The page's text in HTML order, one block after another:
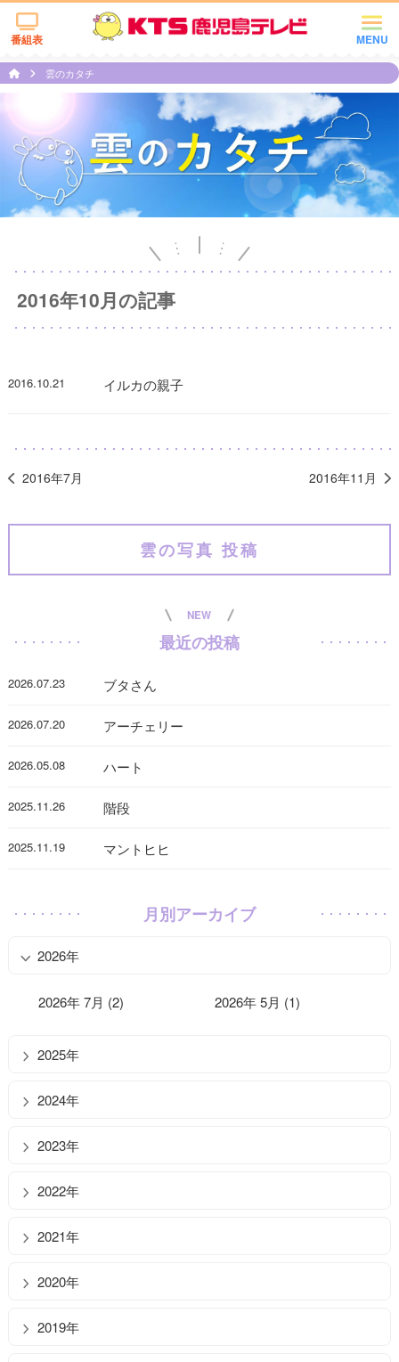
MENU
番組表
雲のカタチ
2016年10月の記事
2016.10.21 イルカの親子
2016年7月 2016年11月
雲の写真 投稿
NEW
最近の投稿
2026.07.23 ブタさん
2026.07.20 アーチェリー
2026.05.08 ハート
2025.11.26 階段
2025.11.19 マントヒヒ
月別アーカイブ
2026年
2026年 7月 (2) 2026年 5月 (1)
2025年
2024年
2023年
2022年
2021年
2020年
2019年